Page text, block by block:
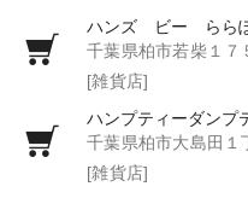
ハンズ ビー らら
千葉県柏市若柴１７
[雑貨店]
ハンプティーダン
千葉県柏市大島田１
[雑貨店]